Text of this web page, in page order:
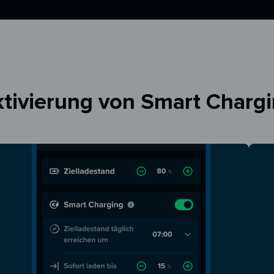
von Smart